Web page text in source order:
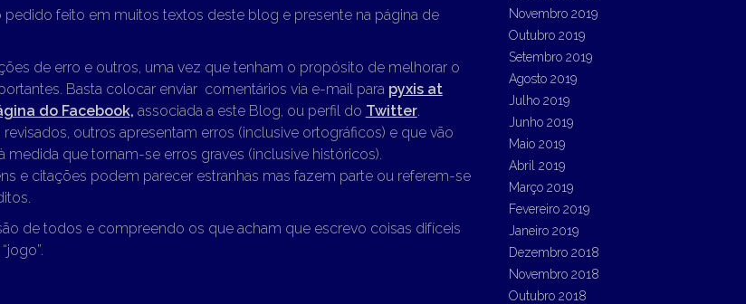
pedido feito em muitos textos deste blog e presente na página de
de erro e outros, uma vez que tenham o propósito de melhorar o
Basta colocar enviar comentários via e-mail para pyxis at
do Facebook, associada a este Blog, ou perfil do Twitter.
outros apresentam erros (inclusive ortográficos) e que vão
medida que tornam-se erros graves (inclusive históricos).
e citações podem parecer estranhas mas fazem parte ou referem-se
de todos e compreendo os que acham que escrevo coisas difíceis
Novembro 2019
Outubro 2019
Setembro 2019
Agosto 2019
Julho 2019
Junho 2019
Maio 2019
Abril 2019
Março 2019
Fevereiro 2019
Janeiro 2019
Dezembro 2018
Novembro 2018
Outubro 2018